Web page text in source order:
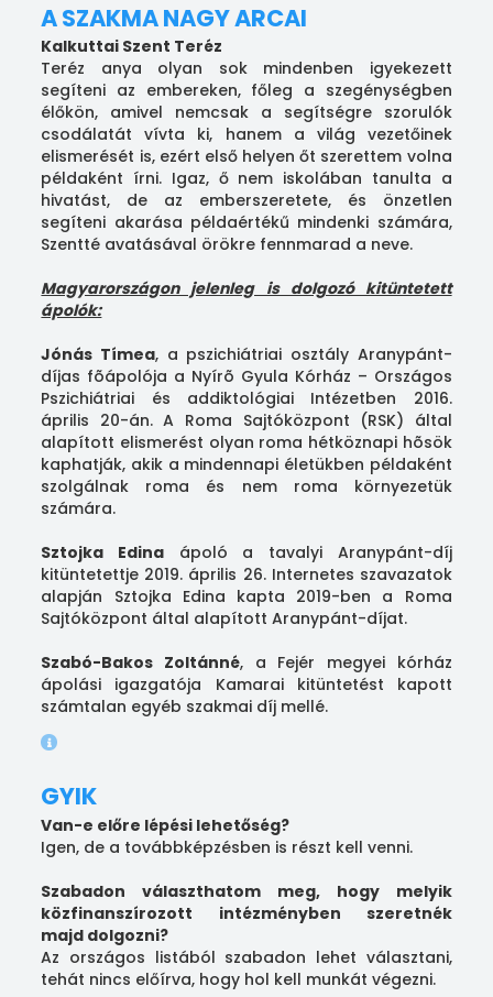
A SZAKMA NAGY ARCAI
Kalkuttai Szent Teréz
Teréz anya olyan sok mindenben igyekezett
segíteni az embereken, főleg a szegénységben
élőkön, amivel nemcsak a segítségre szorulók
csodálatát vívta ki, hanem a világ vezetőinek
elismerését is, ezért első helyen őt szerettem volna
példaként írni. Igaz, ő nem iskolában tanulta a
hivatást, de az emberszeretete, és önzetlen
segíteni akarása példaértékű mindenki számára,
Szentté avatásával örökre fennmarad a neve.
Magyarországon jelenleg is dolgozó kitüntetett
ápolók:
Jónás Tímea, a pszichiátriai osztály Aranypánt-
díjas fõápolója a Nyírõ Gyula Kórház – Országos
Pszichiátriai és addiktológiai Intézetben 2016.
április 20-án. A Roma Sajtóközpont (RSK) által
alapított elismerést olyan roma hétköznapi hõsök
kaphatják, akik a mindennapi életükben példaként
szolgálnak roma és nem roma környezetük
számára.
Sztojka Edina ápoló a tavalyi Aranypánt-díj
kitüntetettje 2019. április 26. Internetes szavazatok
alapján Sztojka Edina kapta 2019-ben a Roma
Sajtóközpont által alapított Aranypánt-díjat.
Szabó-Bakos Zoltánné, a Fejér megyei kórház
ápolási igazgatója Kamarai kitüntetést kapott
számtalan egyéb szakmai díj mellé.
GYIK
Van-e előre lépési lehetőség?
Igen, de a továbbképzésben is részt kell venni.
Szabadon választhatom meg, hogy melyik
közfinanszírozott intézményben szeretnék
majd dolgozni?
Az országos listából szabadon lehet választani,
tehát nincs előírva, hogy hol kell munkát végezni.